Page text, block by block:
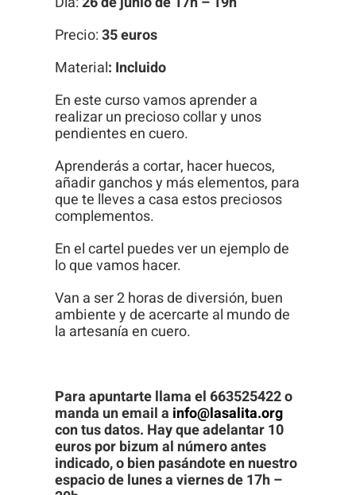
Precio:35 euros
Material: Incluido
En este curso vamos aprender a
realizar un precioso collar y unos
pendientes en cuero.
Aprenderás a cortar, hacer huecos,
añadir ganchos y más elementos, para
que te lleves a casa estos preciosos
complementos.
En el cartel puedes ver un ejemplo de
lo que vamos hacer.
Van a ser 2 horas de diversión, buen
ambiente y de acercarte al mundo de
la artesanía en cuero.
Para apuntarte llama el 663525422 o
manda un email a info@lasalita.org
con tus datos. Hay que adelantar 10
euros por bizum al número antes
indicado, o bien pasándote en nuestro
espacio de lunes a viernes de 17h –
Para que
podamos
funcionalidad
y estructura
de la web, en
se usa la
funcione lo
mejor posible
durante tu
visita. Si
rechaza estas